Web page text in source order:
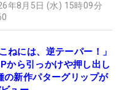
年8月5日 (水) 15時09分
ねには、逆テーパー！」
から引っかけや押し出し
の新作パターグリップが